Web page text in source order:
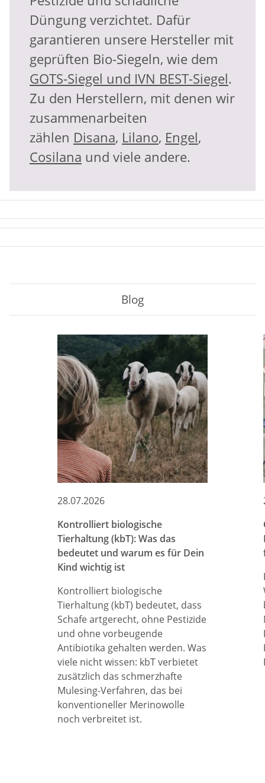
Düngung verzichtet. Dafür
garantieren unsere Hersteller mit
geprüften Bio-Siegeln, wie dem
GOTS-Siegel und IVN BEST-Siegel.
Zu den Herstellern, mit denen wir
zusammenarbeiten
zählen Disana, Lilano, Engel,
Cosilana und viele andere.
Blog
28.07.2026
Kontrolliert biologische
Tierhaltung (kbT): Was das
bedeutet und warum es für Dein
Kind wichtig ist
Kontrolliert biologische
Tierhaltung (kbT) bedeutet, dass
Schafe artgerecht, ohne Pestizide
und ohne vorbeugende
Antibiotika gehalten werden. Was
viele nicht wissen: kbT verbietet
zusätzlich das schmerzhafte
Mulesing-Verfahren, das bei
konventioneller Merinowolle
noch verbreitet ist.